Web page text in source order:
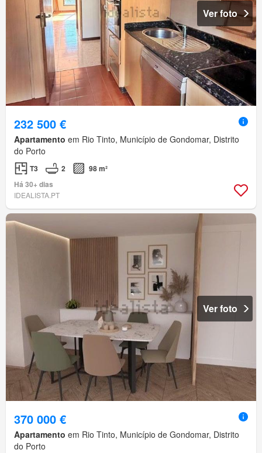
Ver foto
232 500 €
Apartamento em Rio Tinto, Município de Gondomar, Distrito
do Porto
T3 2
98 m²
Há 30+ dias
IDEALISTA.PT
Ver foto
370 000 €
Apartamento em Rio Tinto, Município de Gondomar, Distrito
do Porto